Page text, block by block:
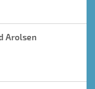
Arolsen